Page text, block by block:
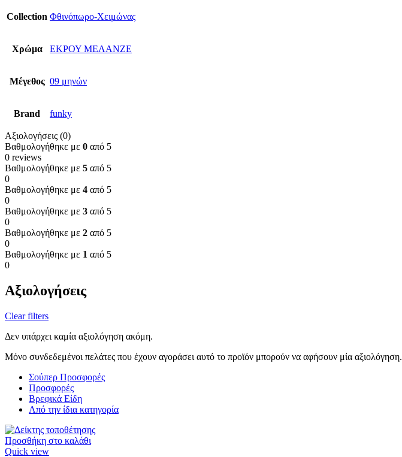
Collection Φθινόπωρο-Χειμώνας
Χρώμα ΕΚΡΟΥ ΜΕΛΑΝΖΕ
Μέγεθος 09 μηνών
Brand funky
Αξιολογήσεις (0)
Βαθμολογήθηκε με 0 από 5
0 reviews
Βαθμολογήθηκε με 5 από 5
0
Βαθμολογήθηκε με 4 από 5
0
Βαθμολογήθηκε με 3 από 5
0
Βαθμολογήθηκε με 2 από 5
0
Βαθμολογήθηκε με 1 από 5
0
Αξιολογήσεις
Clear filters
Δεν υπάρχει καμία αξιολόγηση ακόμη.
Μόνο συνδεδεμένοι πελάτες που έχουν αγοράσει αυτό το προϊόν μπορούν να αφήσουν μία αξιολόγηση.
Σούπερ Προσφορές
Προσφορές
Βρεφικά Είδη
Από την ίδια κατηγορία
Προσθήκη στο καλάθι
Quick view